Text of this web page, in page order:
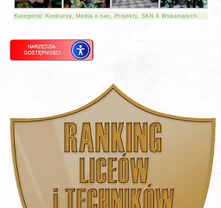
Kategoria: Konkursy Media o nas Projekty ,SKN 8 Wspanialych